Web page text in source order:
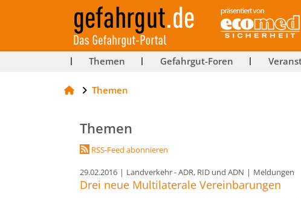
Themen Gefahrgut-Foren
Themen
Themen
RSS-Feed abonnieren
29.02.2016 | Landverkehr - ADR, RID und ADN | Meldungen
Drei neue Multilaterale Vereinbarungen